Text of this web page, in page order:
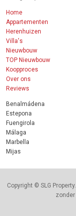
Home
Appartementen
Herenhuizen
Villa's
Nieuwbouw
TOP Nieuwbouw
Koopproces
Over ons
Reviews
Benalmádena
Estepona
Fuengirola
Málaga
Marbella
Mijas
Copyright © SLG